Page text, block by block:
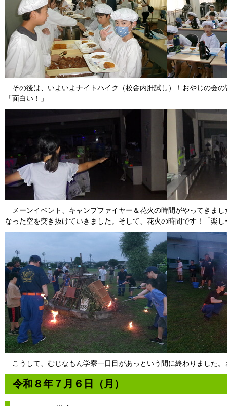
その後は、いよいよナイトハイク（校舎内肝試し）！おやじの会
「面白い！」
メーンイベント、キャンプファイヤー＆花火の時間がやってきま
なった空を突き抜けていきました。そして、花火の時間です！「楽
こうして、むじなもん学寮一日目があっという間に終わりました
令和８年７月６日（月）